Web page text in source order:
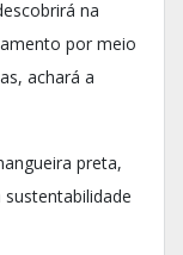
na
por meio
achará a
preta,